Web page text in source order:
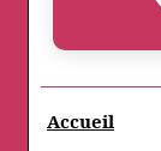
Accueil